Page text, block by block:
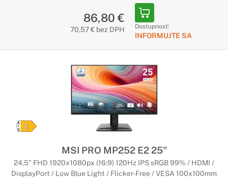
86,80 €
70,57 € bez DPH Dostupnosť:
INFORMUJTE SA
MSI PRO MP252 E2 25"
24,5" FHD 1920x1080px (16:9) 120Hz IPS sRGB 99% / HDMI /
DisplayPort / Low Blue Light / Flicker-Free / VESA 100x100mm